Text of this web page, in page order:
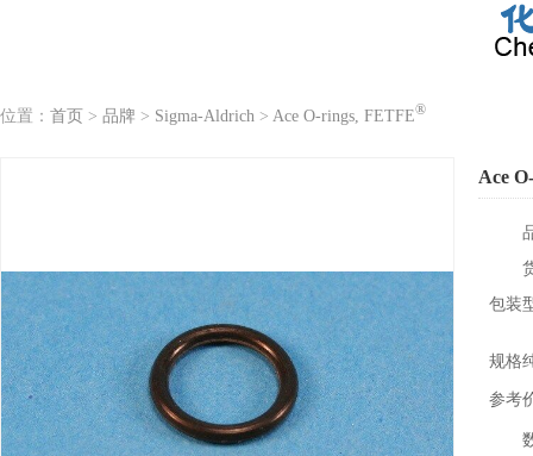
位置： 首页 > 品牌 > Sigma-Aldrich > Ace O-rings, FETFE®
Ace
包装
规格
参考